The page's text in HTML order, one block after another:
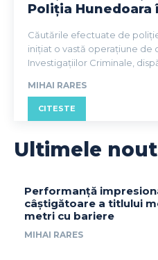
Poliția Hunedoara
Căutările efectuate de
inițiat o vastă operațiune de
Investigațiilor Criminale,
MIHAI RARES
CITESTE
Ultimele
Performanță
câștigătoare a titlului
metri cu bariere
MIHAI RARES